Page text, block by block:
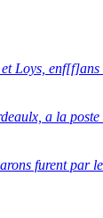
Loys,
a la
furent par